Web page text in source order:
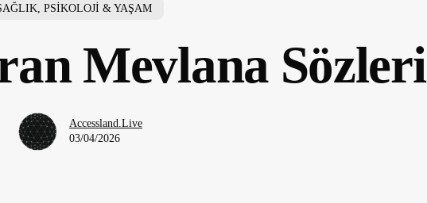
PSİKOLOJİ & YAŞAM
Mevlana Sözleri
Accessland.Live
03/04/2026